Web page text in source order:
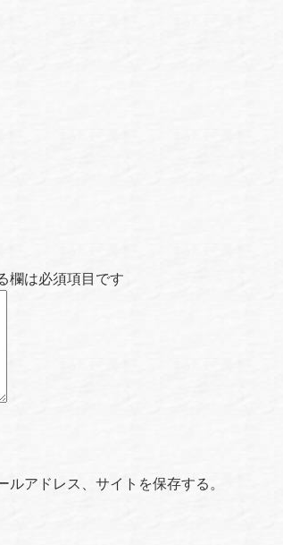
欄は必須項目です
アドレス、サイトを保存する。